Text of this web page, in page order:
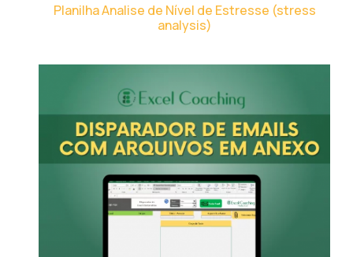
Planilha Analise de Nível de Estresse (stress
analysis)